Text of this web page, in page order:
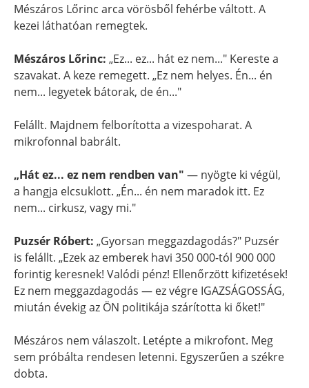
Mészáros Lőrinc arca vörösből fehérbe váltott. A
kezei láthatóan remegtek.
Mészáros Lőrinc: „Ez... ez... hát ez nem..." Kereste a
szavakat. A keze remegett. „Ez nem helyes. Én... én
nem... legyetek bátorak, de én..."
Felállt. Majdnem felborította a vizespoharat. A
mikrofonnal babrált.
„Hát ez... ez nem rendben van" — nyögte ki végül,
a hangja elcsuklott. „Én... én nem maradok itt. Ez
nem... cirkusz, vagy mi."
Puzsér Róbert: „Gyorsan meggazdagodás?" Puzsér
is felállt. „Ezek az emberek havi 350 000-tól 900 000
forintig keresnek! Valódi pénz! Ellenőrzött kifizetések!
Ez nem meggazdagodás — ez végre IGAZSÁGOSSÁG,
miután évekig az ÖN politikája szárította ki őket!"
Mészáros nem válaszolt. Letépte a mikrofont. Meg
sem próbálta rendesen letenni. Egyszerűen a székre
dobta.